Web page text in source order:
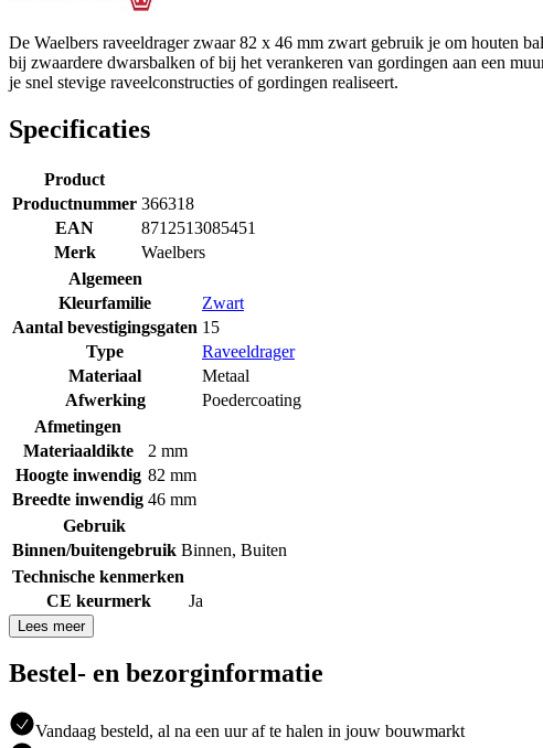
De Waelbers raveeldrager zwaar 82 x 46 mm zwart gebruik je om houten
bij zwaardere dwarsbalken of bij het verankeren van gordingen aan een
je snel stevige raveelconstructies of gordingen realiseert.
Specificaties
Product
Productnummer 366318
EAN
8712513085451
Merk
Waelbers
Algemeen
Kleurfamilie
Zwart
Aantal bevestigingsgaten 15
Type
Raveeldrager
Materiaal
Metaal
Afwerking
Poedercoating
Afmetingen
Materiaaldikte
2 mm
Hoogte inwendig 82 mm
Breedte inwendig 46 mm
Gebruik
Binnen/buitengebruik Binnen, Buiten
Technische kenmerken
CE keurmerk
Ja
Lees meer
Bestel- en bezorginformatie
Vandaag besteld, al na een uur af te halen in jouw bouwmarkt